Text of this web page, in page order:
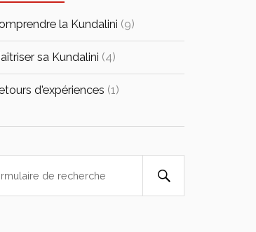
la Kundalini (9)
sa Kundalini (4)
d'expériences (1)